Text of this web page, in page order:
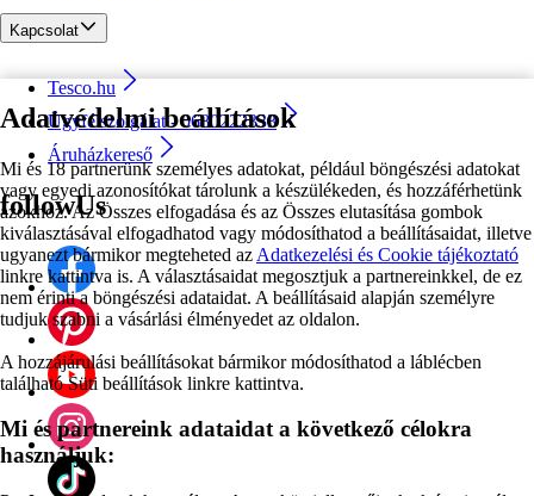
Adatvédelmi beállítások
Mi és 18 partnerünk személyes adatokat, például böngészési adatokat
vagy egyedi azonosítókat tárolunk a készülékeden, és hozzáférhetünk
azokhoz. Az Összes elfogadása és az Összes elutasítása gombok
kiválasztásával elfogadhatod vagy módosíthatod a beállításaidat, illetve
ugyanezt bármikor megteheted az Adatkezelési és Cookie tájékoztató
linkre kattintva is. A választásaidat megosztjuk a partnereinkkel, de ez
nem érinti a böngészési adataidat. A beállításaid alapján személyre
tudjuk szabni a vásárlási élményedet az oldalon.
A hozzájárulási beállításokat bármikor módosíthatod a láblécben
található Süti beállítások linkre kattintva.
Mi és partnereink adataidat a következő célokra
használjuk:
Kapcsolat
Tesco.hu
Ügyfélszolgálat - 0680222333
Áruházkereső
followUs